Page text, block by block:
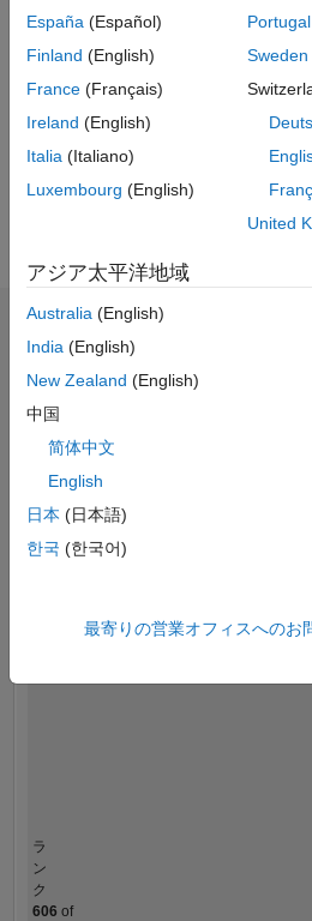
Following:
Follow
ッ
セ
統
計
File Exchange
-2-1 4
5
ラ
ン
ク
606 of
España (Español)
Finland (English)
France (Français)
Ireland (English)
Italia (Italiano)
Luxembourg (English)
Portugal
Sweden
United
アジア太平洋地域
Australia (English)
India (English)
New Zealand (English)
中国
简体中文
English
日本 (日本語)
한국 (한국어)
最寄りの営業オフィスへのお